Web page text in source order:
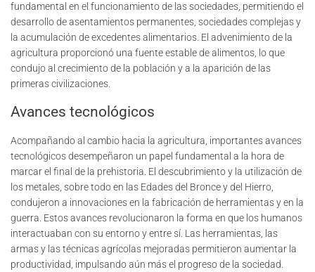
fundamental en el funcionamiento de las sociedades, permitiendo el
desarrollo de asentamientos permanentes, sociedades complejas y
la acumulación de excedentes alimentarios. El advenimiento de la
agricultura proporcionó una fuente estable de alimentos, lo que
condujo al crecimiento de la población y a la aparición de las
primeras civilizaciones.
Avances tecnológicos
Acompañando al cambio hacia la agricultura, importantes avances
tecnológicos desempeñaron un papel fundamental a la hora de
marcar el final de la prehistoria. El descubrimiento y la utilización de
los metales, sobre todo en las Edades del Bronce y del Hierro,
condujeron a innovaciones en la fabricación de herramientas y en la
guerra. Estos avances revolucionaron la forma en que los humanos
interactuaban con su entorno y entre sí. Las herramientas, las
armas y las técnicas agrícolas mejoradas permitieron aumentar la
productividad, impulsando aún más el progreso de la sociedad.